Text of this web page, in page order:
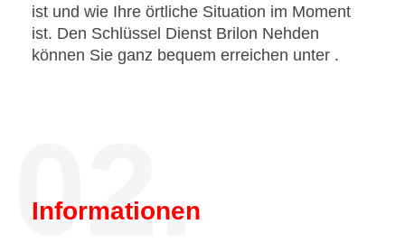
ist und wie Ihre örtliche Situation im Moment
ist. Den Schlüssel Dienst Brilon Nehden
können Sie ganz bequem erreichen unter .
02.
Informationen